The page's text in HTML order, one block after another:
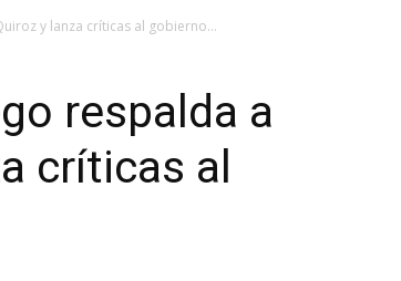
Marmor
y lanza críticas al gobierno...
respalda a
críticas al